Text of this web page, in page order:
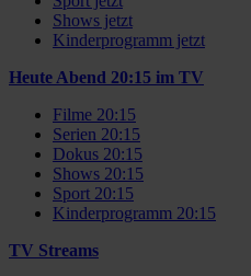
Shows jetzt
Kinderprogramm jetzt
Heute Abend 20:15 im TV
Filme 20:15
Serien 20:15
Dokus 20:15
Shows 20:15
Sport 20:15
Kinderprogramm 20:15
TV Streams